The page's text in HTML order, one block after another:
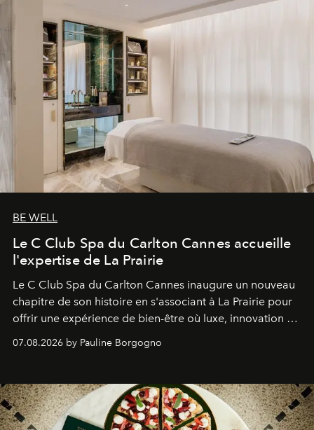
BE WELL
Le C Club Spa du Carlton Cannes accueille
l'expertise de La Prairie
Le C Club Spa du Carlton Cannes inaugure un nouveau
chapitre de son histoire en s'associant à La Prairie pour
offrir une expérience de bien-être où luxe, innovation et
expertise se rencontrent.
07.08.2026 by Pauline Borgogno